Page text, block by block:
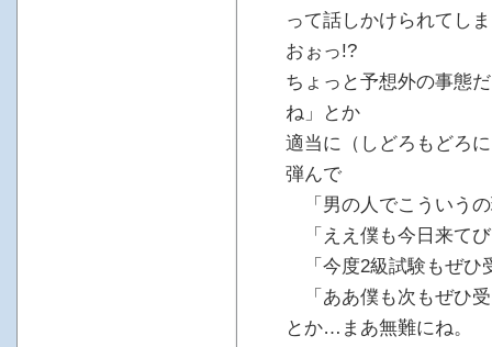
って話しかけられてし
おぉっ!?
ちょっと予想外の事態
ね」とか
適当に（しどろもどろ
弾んで
「男の人でこういう
「ええ僕も今日来て
「今度2級試験もぜひ
「ああ僕も次もぜひ
とか…まあ無難にね。